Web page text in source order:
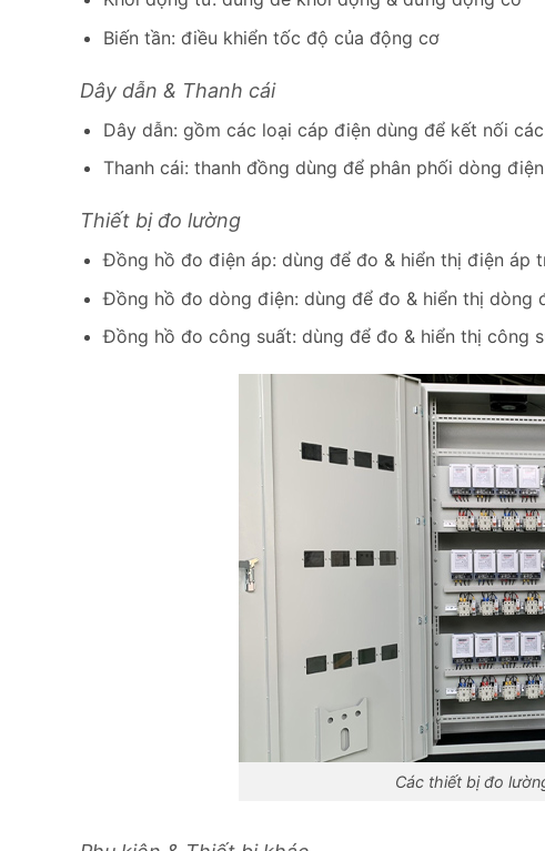
Biến tần: điều khiển tốc độ của động cơ
Dây dẫn & Thanh cái
Dây dẫn: gồm các loại cáp điện dùng để kết nối
Thanh cái: thanh đồng dùng để phân phối dòng
Thiết bị đo lường
Đồng hồ đo điện áp: dùng để đo & hiển thị điện áp
Đồng hồ đo dòng điện: dùng để đo & hiển thị dòng
Đồng hồ đo công suất: dùng để đo & hiển thị công
Các thiết bị đo